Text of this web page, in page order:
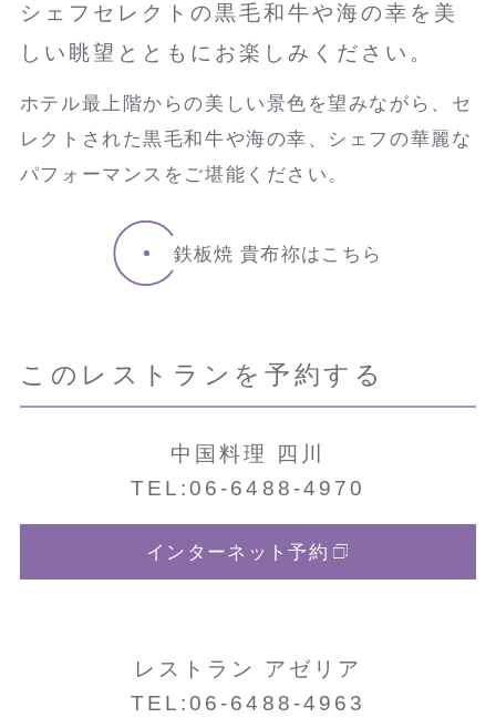
シェフセレクトの黒毛和牛や海の幸を美
しい眺望とともにお楽しみください。
ホテル最上階からの美しい景色を望みながら、セ
レクトされた黒毛和牛や海の幸、シェフの華麗な
パフォーマンスをご堪能ください。
鉄板焼 貴布祢はこちら
このレストランを予約する
中国料理 四川
TEL:06-6488-4970
インターネット予約
レストラン アゼリア
TEL:06-6488-4963